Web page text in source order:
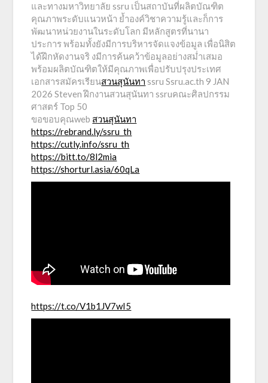
และทางมหาวิทยาลัย ssru เป็นสถาบันที่ผลิตบัณฑิต
คุณภาพระดับแนวหน้า ย้ำองค์วิชาความรู้และก็การ
พัฒนาหน่วยงานในระดับโลก มีหลักสูตรที่นานา
ประการ พร้อมทั้งยังมีการบริหารจัดแจงข้อมูล เพื่อนิสิต
ได้ฝึกหัดงานจริ งมีการค้นคว้าข้อมูลอย่างสม่ำเสมอ
พร้อมผลิตบัณฑิตให้มีคุณภาพเพื่อปรับปรุงประเทศ
เอกสารสมัครเรียนสวนสุนันทา ssru Ssru.ac.th 9 JAN
2026 Steven ฝึกงานสวนสุนันทา ssruคณะศิลปกรรม
ศาสตร์ Top 50
ขอขอบคุณweb สวนสุนันทา
https://rebrand.ly/ssru_th
https://cutly.info/ssru_th
https://bitt.to/8l2mia
https://shorturl.asia/60qLa
https://t.co/V1b1JV7wI5